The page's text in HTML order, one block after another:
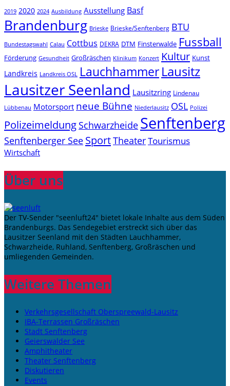
2019 2020 2024 Ausbildung Ausstellung Basf
Brandenburg Brieske Brieske/Senftenberg BTU
Bundestagswahl Calau Cottbus DEKRA DTM Finsterwalde Fussball
Förderung Gesundheit Großräschen Klinikum Konzert Kultur Kunst
Landkreis Landkreis OSL LauchhammerLausitz
Lausitzer Seenland Lausitzring Lindenau
Lübbenau Motorsport neue Bühne Niederlausitz OSL Polizei
Polizeimeldung Schwarzheide Senftenberg
Senftenberger See SportTheaterTourismus
Wirtschaft
Über uns
Der TV-Sender "seenluft24" bietet lokale Inhalte aus dem Süden
Brandenburgs. Das Sendegebiet erstreckt sich über das
Lausitzer Seenland mit den Städten Lauchhammer,
Schwarzheide, Ruhland, Senftenberg, Großräschen und
umliegenden Gemeinden.
Weitere Themen
Verkehrsgesellschaft Oberspreewald-Lausitz
IBA-Terrassen Großräschen
Stadt Senftenberg
Geierswalder See
Amphitheater
Theater Senftenberg
Diskutieren
Events